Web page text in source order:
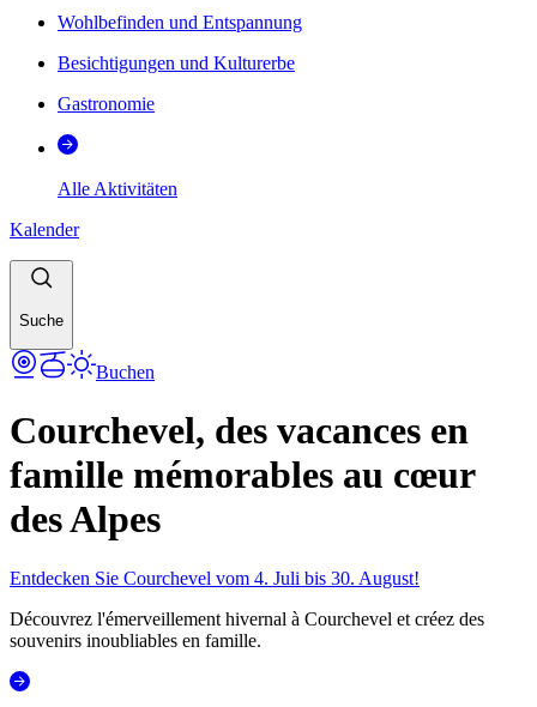
Wohlbefinden und Entspannung
Besichtigungen und Kulturerbe
Gastronomie
Alle Aktivitäten
Kalender
Suche
Buchen
Courchevel, des vacances en
famille mémorables au cœur
des Alpes
Entdecken Sie Courchevel vom 4. Juli bis 30. August!
Découvrez l'émerveillement hivernal à Courchevel et créez des
souvenirs inoubliables en famille.